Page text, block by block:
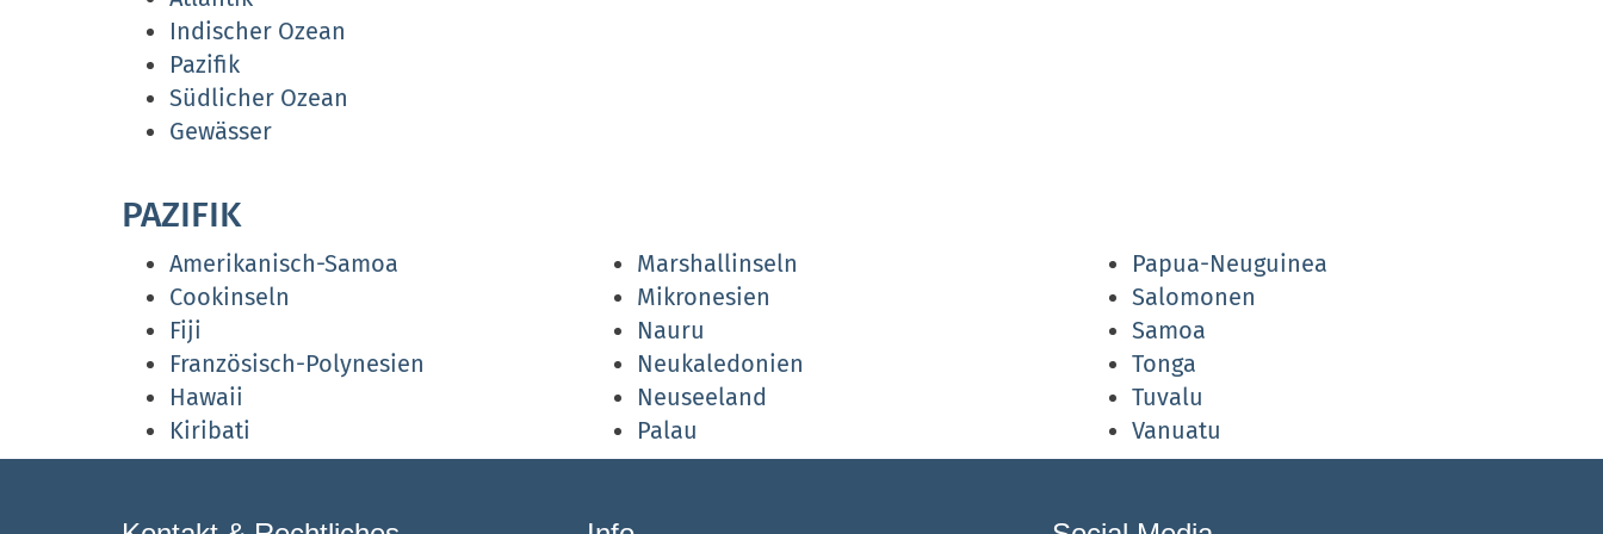
Indischer Ozean
Pazifik
Südlicher Ozean
Gewässer
PAZIFIK
Amerikanisch-Samoa
Cookinseln
Fiji
Französisch-Polynesien
Hawaii
Kiribati
Marshallinseln
Mikronesien
Nauru
Neukaledonien
Neuseeland
Palau
Papua-Neuguinea
Salomonen
Samoa
Tonga
Tuvalu
Vanuatu